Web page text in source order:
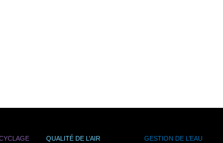
QUALITÉ DE L’AIR
GESTION DE L’EAU